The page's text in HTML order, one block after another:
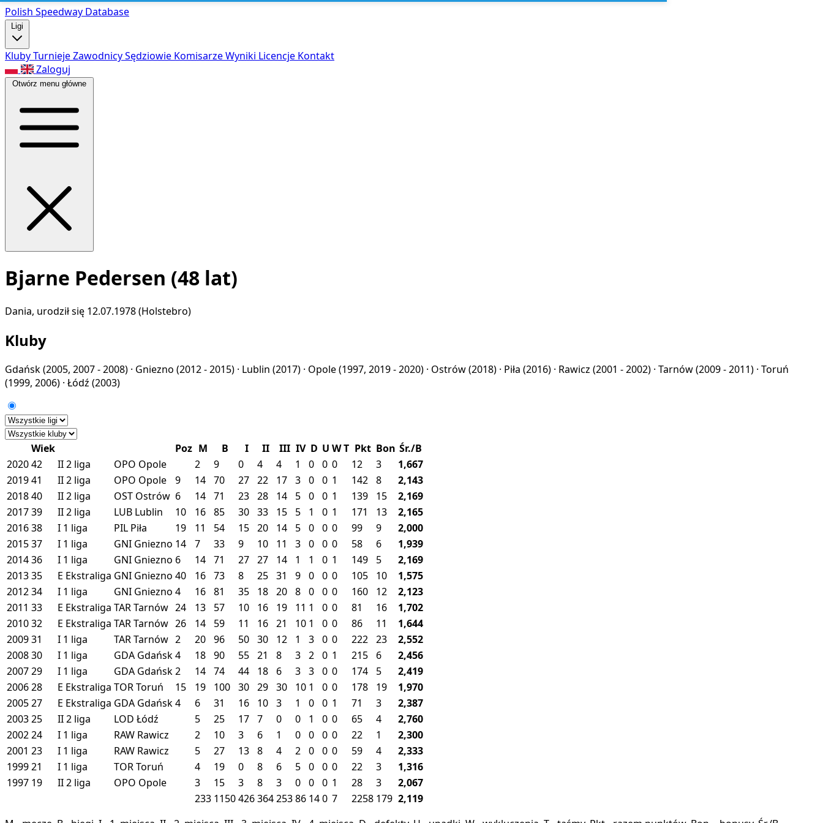
Polish Speedway Database
Ligi
KlubyTurniejeZawodnicySędziowie KomisarzeWyniki Licencje Kontakt
Zaloguj
Otwórz menu główne
Bjarne Pedersen (48 lat)
Dania, urodził się 12.07.1978 (Holstebro)
Kluby
Gdańsk(2005, 2007 - 2008) · Gniezno (2012 - 2015) · Lublin (2017) · Opole(1997, 2019 - 2020) · Ostrów(2018) · Piła (2016) · Rawicz (2001 - 2002) · Tarnów(2009 - 2011) · Toruń
(1999, 2006) · Łódź (2003)
Wiek Poz M B I II III IV D U WT Pkt Bon Śr./B
202042 II2 liga OPO Opole 2 9 0 4 4 1 0 0 0 12 3
1,667
201941 II2 liga OPO Opole 9 14 70 27 22 17 3 0 0 1 142 8
2,143
201840 II2 liga OST Ostrów 6 14 71 23 28 14 5 0 0 1 139 15
2,169
201739 II2 liga LUB Lublin 10 16 85 30 33 15 5 1 0 1 171 13
2,165
201638 I 1 liga PIL Piła 19 11 54 15 20 14 5 0 0 0 99 9
2,000
201537 I 1 liga GNI Gniezno 14 7 33 9 10 11 3 0 0 0 58 6
1,939
201436 I 1 liga GNI Gniezno 6 14 71 27 27 14 1 1 0 1 149 5
2,169
201335 E Ekstraliga GNI Gniezno 40 16 73 8 25 31 9 0 0 0 105 10
1,575
201234 I 1 liga GNI Gniezno 4 16 81 35 18 20 8 0 0 0 160 12
2,123
2011 33 E Ekstraliga TARTarnów 24 13 57 10 16 19 11 1 0 0 81 16
1,702
201032 E Ekstraliga TARTarnów 26 14 59 11 16 21 10 1 0 0 86 11
1,644
200931 I 1 liga TARTarnów 2 20 96 50 30 12 1 3 0 0 222 23
2,552
200830 I 1 liga GDA Gdańsk4 18 90 55 21 8 3 2 0 1 215 6
2,456
200729 I 1 liga GDA Gdańsk2 14 74 44 18 6 3 3 0 0 174 5
2,419
200628 E Ekstraliga TORToruń 15 19 100 30 29 30 10 1 0 0 178 19
1,970
200527 E Ekstraliga GDA Gdańsk4 6 31 16 10 3 1 0 0 1 71 3
2,387
200325 II2 liga LOD Łódź 5 25 17 7 0 0 1 0 0 65 4
2,760
200224 I 1 liga RAW Rawicz 2 10 3 6 1 0 0 0 0 22 1
2,300
2001 23 I 1 liga RAW Rawicz 5 27 13 8 4 2 0 0 0 59 4
2,333
199921 I 1 liga TORToruń 4 19 0 8 6 5 0 0 0 22 3
1,316
1997 19 II2 liga OPO Opole 3 15 3 8 3 0 0 0 1 28 3
2,067
233 115042636425386 140 7 2258 179 2,119